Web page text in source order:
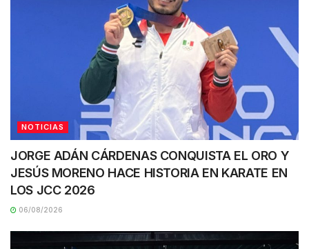
NOTICIAS
JORGE ADÁN CÁRDENAS CONQUISTA EL ORO Y
JESÚS MORENO HACE HISTORIA EN KARATE EN
LOS JCC 2026
06/08/2026